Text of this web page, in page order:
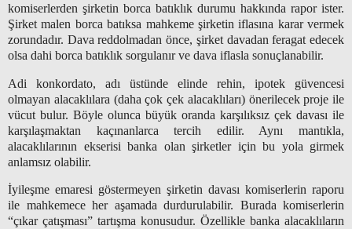
komiserlerden şirketin borca batıklık durumu hakkında rapor ister.
Şirket malen borca batıksa mahkeme şirketin iflasına karar vermek
zorundadır. Dava reddolmadan önce, şirket davadan feragat edecek
olsa dahi borca batıklık sorgulanır ve dava iflasla sonuçlanabilir.
Adi konkordato, adı üstünde elinde rehin, ipotek güvencesi
olmayan alacaklılara (daha çok çek alacaklıları) önerilecek proje ile
vücut bulur. Böyle olunca büyük oranda karşılıksız çek davası ile
karşılaşmaktan kaçınanlarca tercih edilir. Aynı mantıkla,
alacaklılarının ekserisi banka olan şirketler için bu yola girmek
anlamsız olabilir.
İyileşme emaresi göstermeyen şirketin davası komiserlerin raporu
ile mahkemece her aşamada durdurulabilir. Burada komiserlerin
“çıkar çatışması” tartışma konusudur. Özellikle banka alacaklıların